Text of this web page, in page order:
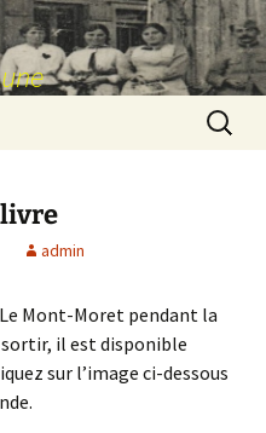
admin
Mont-Moret pendant la
il est disponible
sur l’image ci-dessous